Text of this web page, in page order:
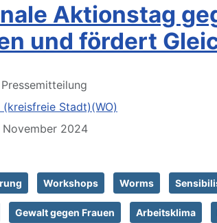
Aktionstag
und fördert
Pressemitteilung
(kreisfreie Stadt)(WO)
2024
Workshops Worms
Gewalt gegen Frauen Arbeitsklima